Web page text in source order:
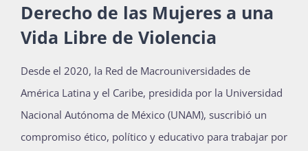
La Boletina
Blog
Recursos
Derecho de las Mujeres a una
Vida Libre de Violencia
Desde el 2020, la Red de Macrouniversidades de
América Latina y el Caribe, presidida por la Universidad
Nacional Autónoma de México (UNAM), suscribió un
compromiso ético, político y educativo para trabajar por